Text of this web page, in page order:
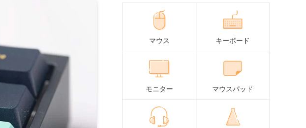
マウス キーボード
モニター マウスパッド